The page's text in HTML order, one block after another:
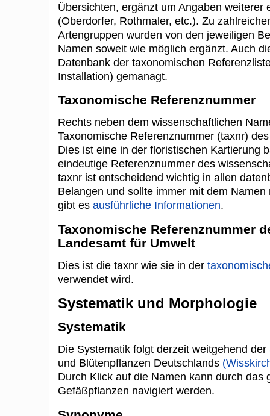
Übersichten, ergänzt um Angaben weiterer
(Oberdorfer, Rothmaler, etc.). Zu
Artengruppen wurden von den jeweiligen
Namen soweit wie möglich ergänzt. Auch
Datenbank der taxonomischen
Installation) gemanagt.
Taxonomische Referenznummer
Rechts neben dem wissenschaftlichen
Taxonomische Referenznummer (taxnr)
Dies ist eine in der floristischen Kartierung
eindeutige Referenznummer des
taxnr ist entscheidend wichtig in allen
Belangen und sollte immer mit dem
gibt es ausführliche Informationen.
Taxonomische Referenznummer
Landesamt für Umwelt
Dies ist die taxnr wie sie in der
verwendet wird.
Systematik und Morphologie
Systematik
Die Systematik folgt derzeit weitgehend
und Blütenpflanzen Deutschlands
Durch Klick auf die Namen kann durch das
Gefäßpflanzen navigiert werden.